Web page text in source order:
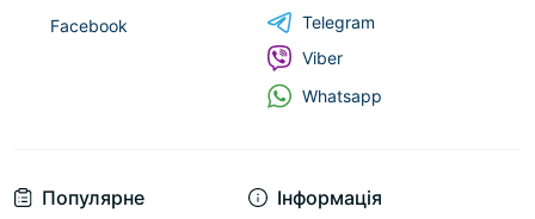
Популярне Інформація
Facebook
Telegram
Viber
Whatsapp